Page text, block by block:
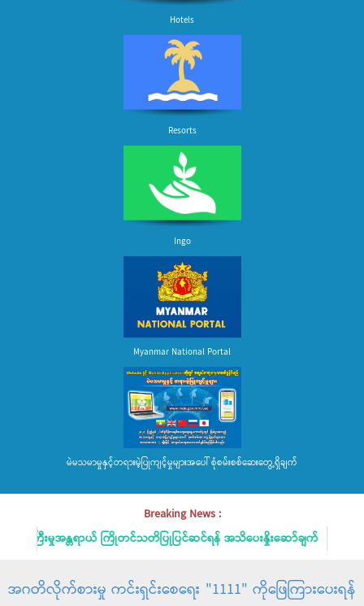
Hotels
Resorts
Ingo
Myanmar National Portal
မဲမသမာမှုနှင့်တရားမဲ့ပြုကျင့်မှုများအပေါ် စုံစမ်းစစ်ဆေးတွေ့ရှိချက်
Breaking News :
ေကြီးမှုအန္တရာယ် ကြိုတင်သတိပြုပြင်ဆင်ရန် အသိပေးနှိုးဆော်ချက်
အဂတိလိုက်စားမှု ကင်းရှင်းစေရေး "1111" ကိုဖြေကြားပေးရန်